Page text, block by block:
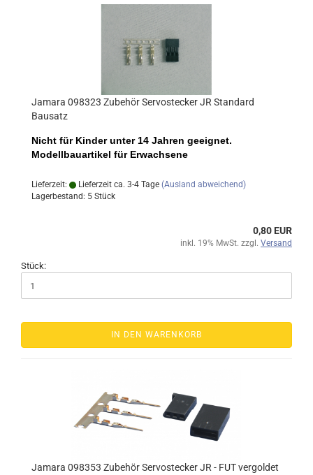
Jamara 098323 Zubehör Servostecker JR Standard
Bausatz
Nicht für Kinder unter 14 Jahren geeignet.
Modellbauartikel für Erwachsene
Lieferzeit: Lieferzeit ca. 3-4 Tage (Ausland abweichend)
Lagerbestand: 5 Stück
0,80 EUR
inkl. 19% MwSt. zzgl. Versand
Stück:
IN DEN WARENKORB
Jamara 098353 Zubehör Servostecker JR - FUT vergoldet